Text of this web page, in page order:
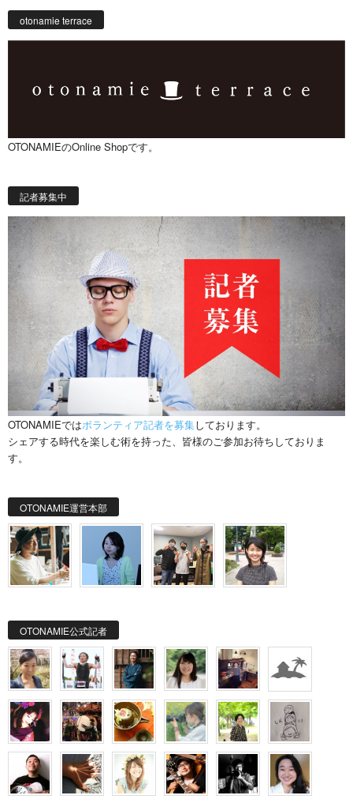
otonamie terrace
OTONAMIEのOnline Shopです。
記者募集中
OTONAMIEではボランティア記者を募集しております。
シェアする時代を楽しむ術を持った、皆様のご参加お待ちしておりま
す。
OTONAMIE運営本部
OTONAMIE公式記者